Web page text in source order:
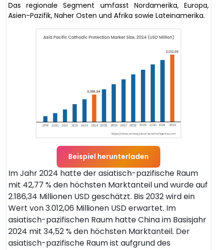
Das regionale Segment umfasst Nordamerika, Europa,
Asien-Pazifik, Naher Osten und Afrika sowie Lateinamerika.
Beispiel herunterladen
Im Jahr 2024 hatte der asiatisch-pazifische Raum
mit 42,77 % den höchsten Marktanteil und wurde auf
2.186,34 Millionen USD geschätzt. Bis 2032 wird ein
Wert von 3.012,06 Millionen USD erwartet. Im
asiatisch-pazifischen Raum hatte China im Basisjahr
2024 mit 34,52 % den höchsten Marktanteil. Der
asiatisch-pazifische Raum ist aufgrund des